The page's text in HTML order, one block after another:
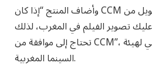
وأضاف المنتج “إذا كان CCM ضدك، فإنك تجد التمويل من
تصوير الفيلم في المغرب، لذلك
تحتاج إلى موافقة من CCM”، مستخدما الاختصار الفرنسي لهيئة
السينما المغربية.